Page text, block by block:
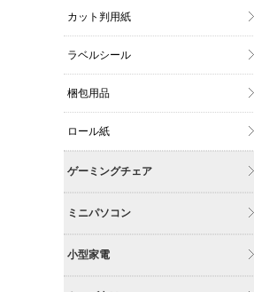
カット判用紙
ラベルシール
梱包用品
ロール紙
ゲーミングチェア
ミニパソコン
小型家電